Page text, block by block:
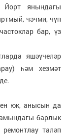
янындагы
чәчми, чүп
бар, үз
яшәүчеләр
һәм хезмәт
юк, анысын да
барлык
таләп